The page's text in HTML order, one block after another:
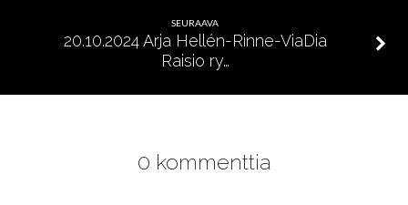
SEURAAVA
20.10.2024 Arja Hellén-Rinne-ViaDia
Raisio ry…
0 kommenttia